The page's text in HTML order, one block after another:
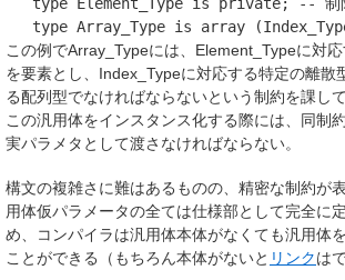
type Element_Type is private;
-- 制
type Array_Type is array (
この例でArray_Typeには、Element_Typeに対
を要素とし、Index_Typeに対応する特定の離散
る配列型でなければならないという制約を課し
この汎用体をインスタンス化する際には、同制
実パラメタとして渡さなければならない。
構文の複雑さに難はあるものの、精密な制約が
用体仮パラメータの全ては仕様部として完全に
め、コンパイラは汎用体本体がなくても汎用体
ことができる（もちろん本体がないと リンクは